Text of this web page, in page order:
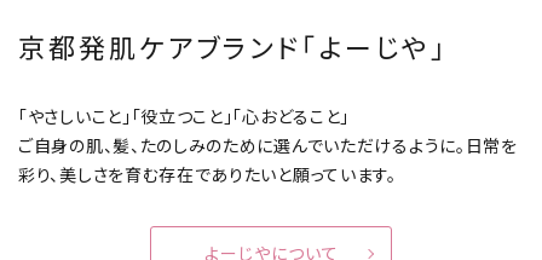
京都発肌ケアブランド「よーじや」
「やさしいこと」「役立つこと」「心おどること」
ご自身の肌、髪、たのしみのために選んでいただけるように。 日常を
彩り、美しさを育む存在でありたいと願っています。
よーじやについて